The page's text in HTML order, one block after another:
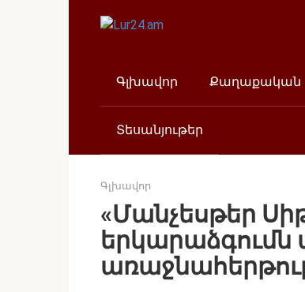
Գլխավոր Քաղաքական
Տեսանյութեր
Գլխավոր
«Մանչեսթեր
երկարաձգումն